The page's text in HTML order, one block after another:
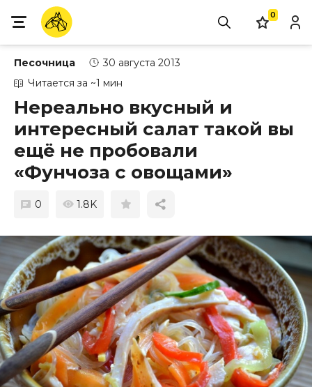
0
Песочница
30 августа 2013
Читается за ~1 мин
Нереально вкусный и
интересный салат такой вы
ещё не пробовали
«Фунчоза с овощами»
0 1.8K